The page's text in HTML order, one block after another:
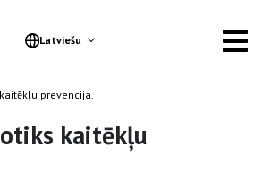
Latviešu
prevencija.
kaitēkļu